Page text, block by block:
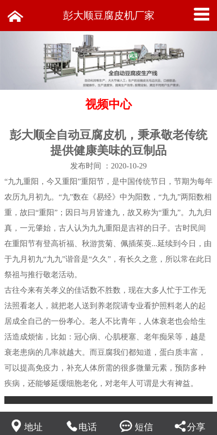
彭大顺豆腐皮机厂家
视频中心
彭大顺全自动豆腐皮机，秉承敬老传统
提供健康美味的豆制品
发布时间 ：2020-10-29
“九九重阳，今又重阳”重阳节，是中国传统节日，节期为每年
农历九月初九。“九”数在《易经》中为阳数，“九九”两阳数相
重，故曰“重阳”；因日与月皆逢九，故又称为“重九”。九九归
真，一元肇始，古人认为九九重阳是吉祥的日子。古时民间
在重阳节有登高祈福、秋游赏菊、佩插茱萸...延续到今日，由
于九月初九“九九”谐音是“久久”，有长久之意，所以常在此日
祭祖与推行敬老活动。
古往今来有关孝义的佳话数不胜数，现在大多人忙于工作无
法照看老人，就把老人送到养老院请专业看护照料老人的起
居成全自己的一份孝心。老人不比青年，人体衰老也会给生
活造成烦恼，比如：冠心病、心肌梗塞、老年痴呆等，越是
衰老患病的几率就越大。而豆腐我们都知道，蛋白质丰富，
可以提高免疫力，补充人体所需的很多微量元素，预防多种
疾病，还能够延缓细胞老化，对老年人可谓是大有裨益。
地址 电话 短信 分享